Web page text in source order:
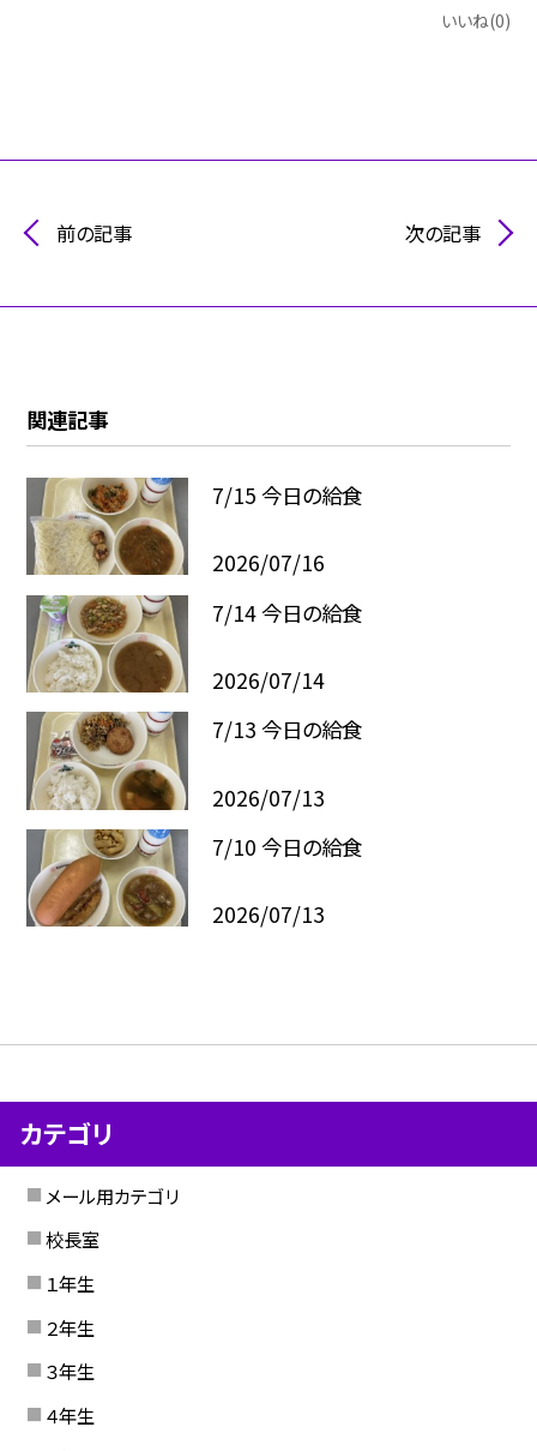
いいね(0)
前の記事 次の記事
関連記事
7/15 今日の給食
2026/07/16
7/14 今日の給食
2026/07/14
7/13 今日の給食
2026/07/13
7/10 今日の給食
2026/07/13
カテゴリ
メール用カテゴリ
校長室
１年生
２年生
３年生
４年生